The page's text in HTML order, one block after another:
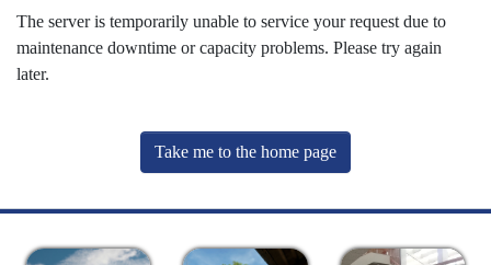
The server is temporarily unable to service your request due to
maintenance downtime or capacity problems. Please try again
later.
Take me to the home page